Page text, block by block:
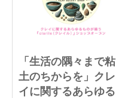
「生活の隅々まで粘
土のちからを」クレ
イに関するあらゆる